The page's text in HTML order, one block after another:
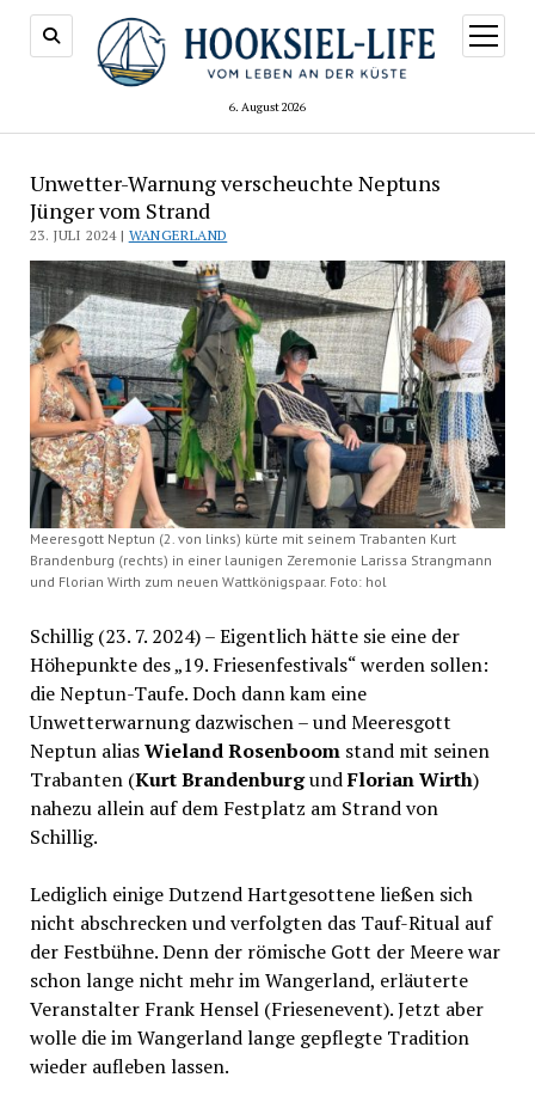
6. August 2026
Menü
öffnen
Unwetter-Warnung verscheuchte Neptuns
Jünger vom Strand
23. JULI 2024 | WANGERLAND
Meeresgott Neptun (2. von links) kürte mit seinem Trabanten Kurt
Brandenburg (rechts) in einer launigen Zeremonie Larissa Strangmann
und Florian Wirth zum neuen Wattkönigspaar. Foto: hol
Schillig (23. 7. 2024) – Eigentlich hätte sie eine der
Höhepunkte des „19. Friesenfestivals“ werden sollen:
die Neptun-Taufe. Doch dann kam eine
Unwetterwarnung dazwischen – und Meeresgott
Neptun aliasWieland Rosenboom stand mit seinen
Trabanten (Kurt BrandenburgundFlorian Wirth)
nahezu allein auf dem Festplatz am Strand von
Schillig.
Lediglich einige Dutzend Hartgesottene ließen sich
nicht abschrecken und verfolgten das Tauf-Ritual auf
der Festbühne. Denn der römische Gott der Meere war
schon lange nicht mehr im Wangerland, erläuterte
Veranstalter Frank Hensel (Friesenevent). Jetzt aber
wolle die im Wangerland lange gepflegte Tradition
wieder aufleben lassen.